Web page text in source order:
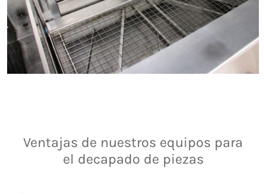
Ventajas de nuestros equipos para
el decapado de piezas